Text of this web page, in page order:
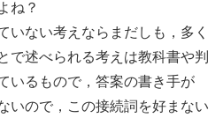
ね？
いない考えならまだしも，多く
で述べられる考えは教科書や判
いるもので，答案の書き手が
いので，この接続詞を好まない